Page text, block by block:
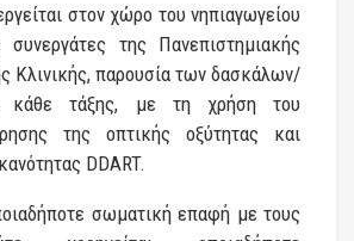
στον χώρο του νηπιαγωγείου
της Πανεπιστημιακής
Κλινικής, παρουσία των δασκάλων/
κάθε τάξης, με τη χρήση του
της οπτικής οξύτητας και
DDART.
σωματική επαφή με τους